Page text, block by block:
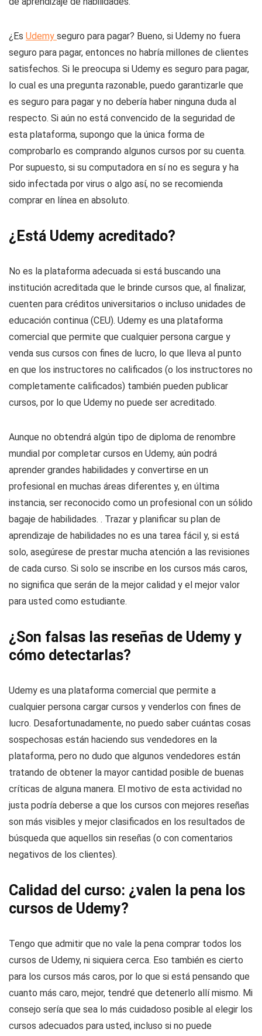
¿Es Udemy seguro para pagar? Bueno, si Udemy no fuera
seguro para pagar, entonces no habría millones de clientes
satisfechos. Si le preocupa si Udemy es seguro para pagar,
lo cual es una pregunta razonable, puedo garantizarle que
es seguro para pagar y no debería haber ninguna duda al
respecto. Si aún no está convencido de la seguridad de
esta plataforma, supongo que la única forma de
comprobarlo es comprando algunos cursos por su cuenta.
Por supuesto, si su computadora en sí no es segura y ha
sido infectada por virus o algo así, no se recomienda
comprar en línea en absoluto.
¿Está Udemy acreditado?
No es la plataforma adecuada si está buscando una
institución acreditada que le brinde cursos que, al finalizar,
cuenten para créditos universitarios o incluso unidades de
educación continua (CEU). Udemy es una plataforma
comercial que permite que cualquier persona cargue y
venda sus cursos con fines de lucro, lo que lleva al punto
en que los instructores no calificados (o los instructores no
completamente calificados) también pueden publicar
cursos, por lo que Udemy no puede ser acreditado.
Aunque no obtendrá algún tipo de diploma de renombre
mundial por completar cursos en Udemy, aún podrá
aprender grandes habilidades y convertirse en un
profesional en muchas áreas diferentes y, en última
instancia, ser reconocido como un profesional con un sólido
bagaje de habilidades. . Trazar y planificar su plan de
aprendizaje de habilidades no es una tarea fácil y, si está
solo, asegúrese de prestar mucha atención a las revisiones
de cada curso. Si solo se inscribe en los cursos más caros,
no significa que serán de la mejor calidad y el mejor valor
para usted como estudiante.
¿Son falsas las reseñas de Udemy y
cómo detectarlas?
Udemy es una plataforma comercial que permite a
cualquier persona cargar cursos y venderlos con fines de
lucro. Desafortunadamente, no puedo saber cuántas cosas
sospechosas están haciendo sus vendedores en la
plataforma, pero no dudo que algunos vendedores están
tratando de obtener la mayor cantidad posible de buenas
críticas de alguna manera. El motivo de esta actividad no
justa podría deberse a que los cursos con mejores reseñas
son más visibles y mejor clasificados en los resultados de
búsqueda que aquellos sin reseñas (o con comentarios
negativos de los clientes).
Calidad del curso: ¿valen la pena los
cursos de Udemy?
Tengo que admitir que no vale la pena comprar todos los
cursos de Udemy, ni siquiera cerca. Eso también es cierto
para los cursos más caros, por lo que si está pensando que
cuanto más caro, mejor, tendré que detenerlo allí mismo. Mi
consejo sería que sea lo más cuidadoso posible al elegir los
cursos adecuados para usted, incluso si no puede